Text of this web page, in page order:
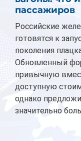
пассажиров
Российские
готовятся к
поколения
Обновленный
привычную
доступную
однако
значительно